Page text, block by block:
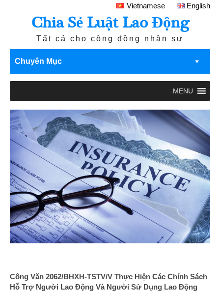
Vietnamese English
Chia Sẻ Luật Lao Động
Tất cả cho cộng đồng nhân sự
Chuyên Mục
MENU
Công Văn 2062/BHXH-TSTV/v Thực Hiện Các Chính Sách
Hỗ Trợ Người Lao Động Và Người Sử Dụng Lao Động